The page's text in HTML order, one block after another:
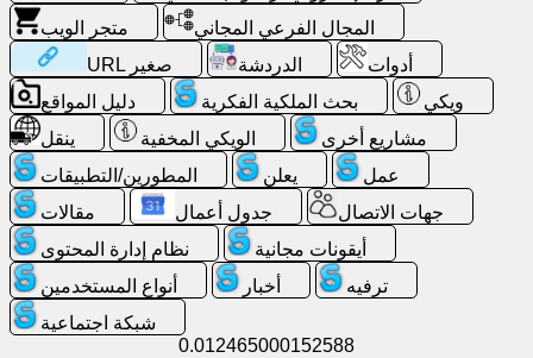
مجاني
تحليلات
متجر
الويب
المطورين/
التطبيقات
أدوات
متجر الويب
المجال الفرعي المجاني
URL صغير
الدردشة
أدوات
دليل المواقع
بحث الملكية الفكرية
ويكي
ينقل
الويكي المخفية
مشاريع أخرى
المطورين/التطبيقات
يعلن
عمل
مقالات
جدول أعمال
جهات الاتصال
نظام إدارة المحتوى
أيقونات مجانية
أنواع المستخدمين
أخبار
ترفيه
شبكة اجتماعية
0.012465000152588